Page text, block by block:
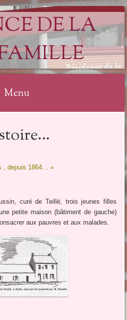
DE LA
Menu
, depuis 1864… »
curé de Teillé, trois jeunes filles
petite maison (bâtiment de gauche)
aux pauvres et aux malades.